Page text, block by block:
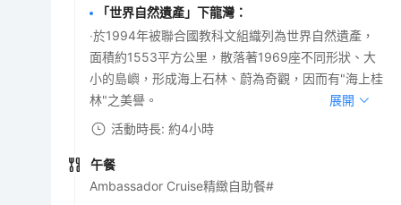
「世界自然遺產」下龍灣 ：
‧於1994年被聯合國教科文組織列為世界自然遺產，
面積約1553平方公里，散落著1969座不同形狀、大
小的島嶼，形成海上石林、蔚為奇觀，因而有"海上桂
林"之美譽。
展開
活動時長: 約4小時
午餐
Ambassador Cruise精緻自助餐#